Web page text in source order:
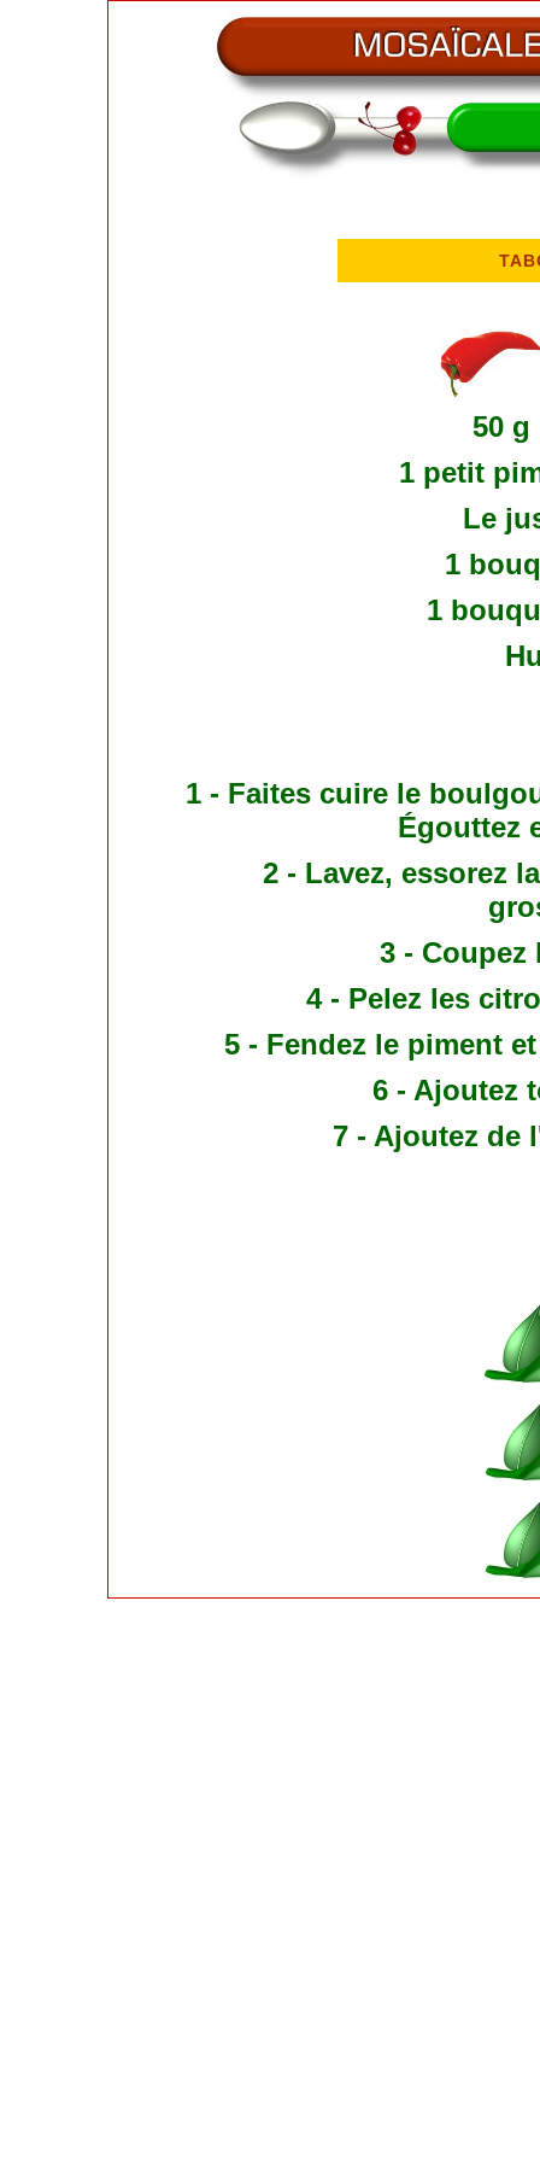
50
1 petit
Le
1
1
1 - Faites cuire le
Égouttez
2 - Lavez, essorez
3 - Coupez
4 - Pelez les
5 - Fendez le piment
6 - Ajoutez
7 - Ajoutez de